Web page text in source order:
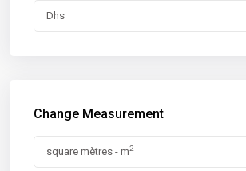
Dhs
Change Measurement
square mètres - m2